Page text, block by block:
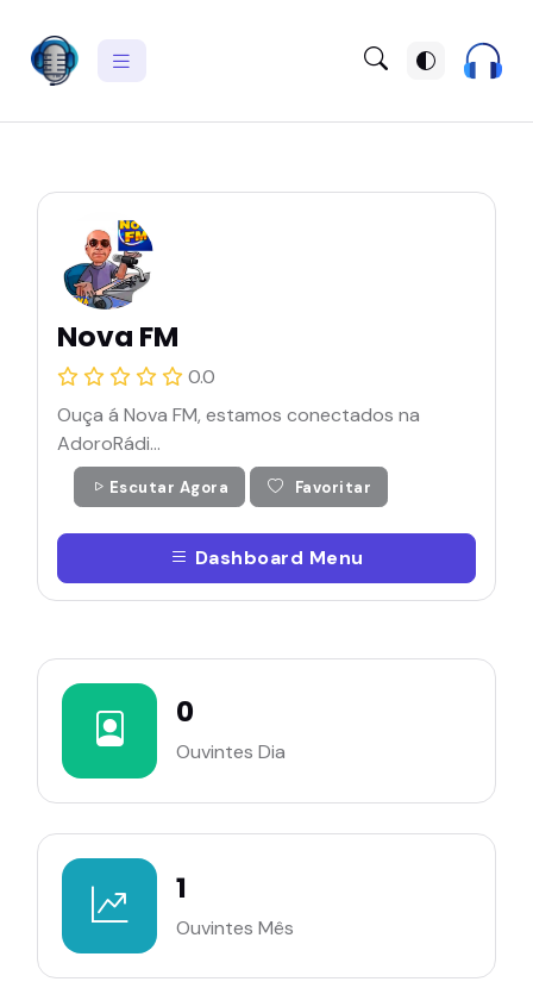
Nova FM
0.0
Ouça á Nova FM, estamos conectados na
AdoroRádi...
Escutar Agora Favoritar
Dashboard Menu
0
Ouvintes Dia
1
Ouvintes Mês